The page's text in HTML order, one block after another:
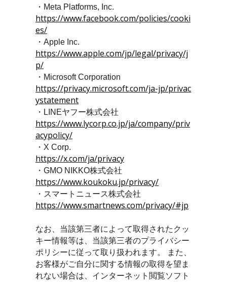
・Meta Platforms, Inc.
https://www.facebook.com/policies/cooki
es/
・Apple Inc.
https://www.apple.com/jp/legal/privacy/j
p/
・Microsoft Corporation
https://privacy.microsoft.com/ja-jp/privac
ystatement
・LINEヤフー株式会社
https://www.lycorp.co.jp/ja/company/priv
acypolicy/
・X Corp.
https://x.com/ja/privacy
・ GMO NIKKO株式会社
https://www.koukoku.jp/privacy/
・スマートニュース株式会社
https://www.smartnews.com/privacy/#jp
なお、当該第三者によって取得されたクッ
キー情報等は、当該第三者のプライバシー
ポリシーに従って取り扱われます。 また、
お客様がご自分に関する情報の取得を望ま
れない場合は、インターネット閲覧ソフト